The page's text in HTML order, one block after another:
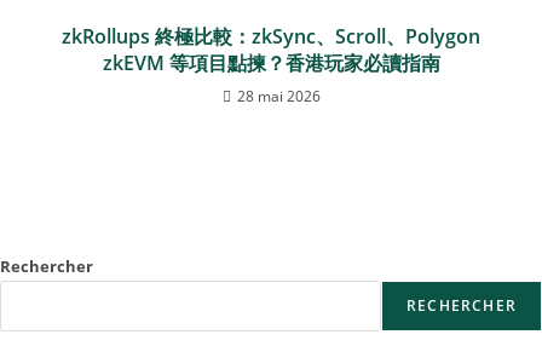
zkRollups 終極比較：zkSync、Scroll、Polygon
zkEVM 等項目點揀？香港玩家必讀指南
28 mai 2026
Rechercher
RECHERCHER